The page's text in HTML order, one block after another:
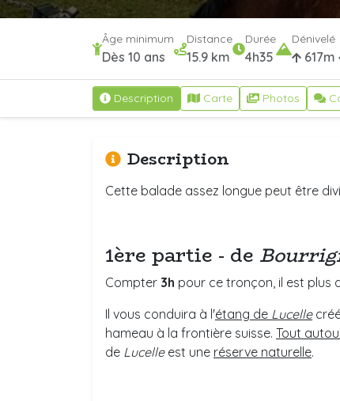
Âge minimum
Dès 10 ans
Distance
15.9 km
Durée
4h35
Dénivelé
617m
Description Carte Photos
Description
Cette balade assez longue peut être
1ère partie - de
Compter 3h pour ce tronçon, il est plus
Il vous conduira à l'étang de Lucelle
hameau à la frontière suisse. Tout
de Lucelle est une réserve naturelle.